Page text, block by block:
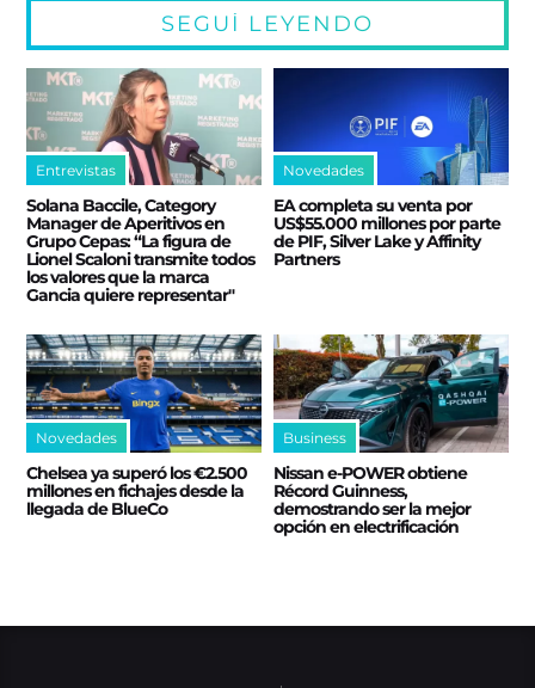
SEGUÍ LEYENDO
Entrevistas
Solana Baccile, Category
Manager de Aperitivos en
Grupo Cepas: “La figura de
Lionel Scaloni transmite todos
los valores que la marca
Gancia quiere representar"
Novedades
EA completa su venta por
US$55.000 millones por parte
de PIF, Silver Lake y Affinity
Partners
Novedades
Chelsea ya superó los €2.500
millones en fichajes desde la
llegada de BlueCo
Business
Nissan e‑POWER obtiene
Récord Guinness,
demostrando ser la mejor
opción en electrificación